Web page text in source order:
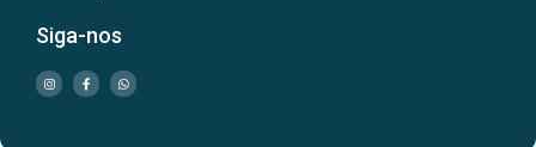
Siga-nos